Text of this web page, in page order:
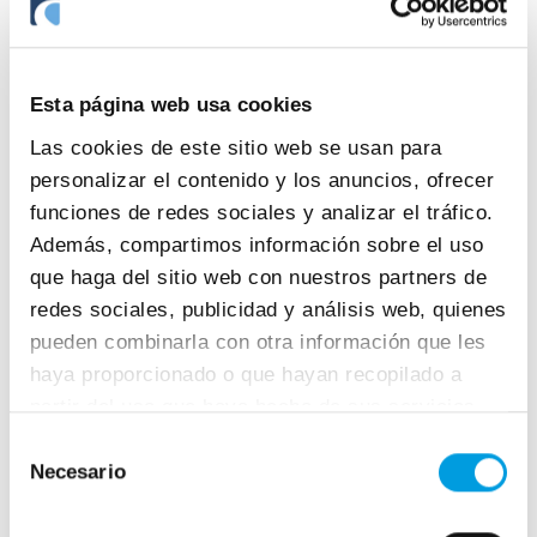
Esta página web usa cookies
Las cookies de este sitio web se usan para
personalizar el contenido y los anuncios, ofrecer
funciones de redes sociales y analizar el tráfico.
Además, compartimos información sobre el uso
que haga del sitio web con nuestros partners de
redes sociales, publicidad y análisis web, quienes
pueden combinarla con otra información que les
haya proporcionado o que hayan recopilado a
Necesario
16 juny 2026
Novetats autònoms 2026
L’any 2026 porta noves mesures per als
treballadors autònoms a Espanya, que se